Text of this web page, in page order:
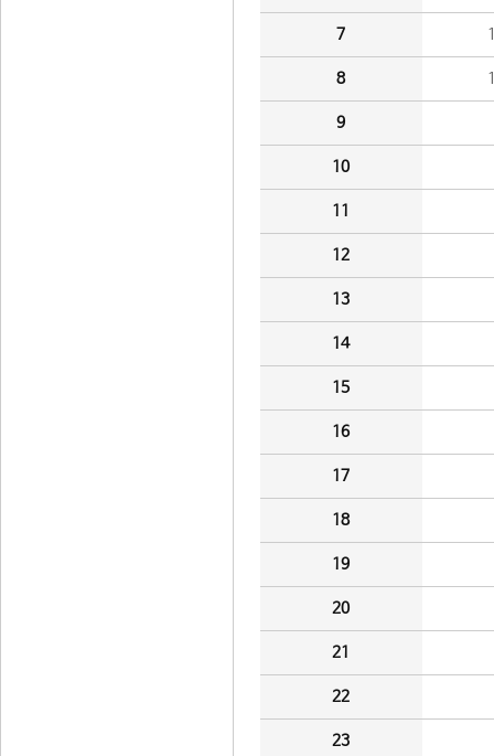
7
8
9
10
11
12
13
14
15
16
17
18
19
20
21
22
23